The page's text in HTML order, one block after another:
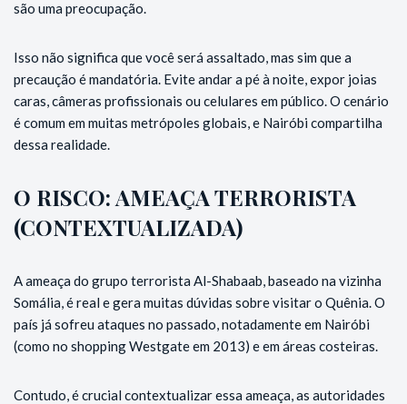
são uma preocupação.
Isso não significa que você será assaltado, mas sim que a
precaução é mandatória. Evite andar a pé à noite, expor joias
caras, câmeras profissionais ou celulares em público. O cenário
é comum em muitas metrópoles globais, e Nairóbi compartilha
dessa realidade.
O RISCO: AMEAÇA TERRORISTA
(CONTEXTUALIZADA)
A ameaça do grupo terrorista Al-Shabaab, baseado na vizinha
Somália, é real e gera muitas dúvidas sobre visitar o Quênia. O
país já sofreu ataques no passado, notadamente em Nairóbi
(como no shopping Westgate em 2013) e em áreas costeiras.
Contudo, é crucial contextualizar essa ameaça, as autoridades